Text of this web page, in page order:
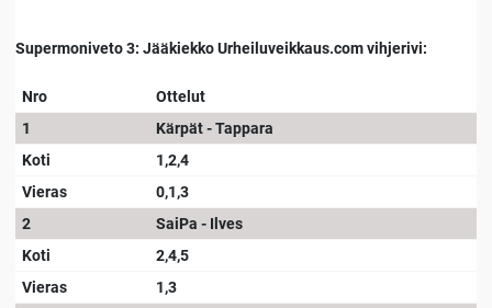
Supermoniveto 3: Jääkiekko Urheiluveikkaus.com vihjerivi:
Nro
Ottelut
1
Kärpät - Tappara
Koti
1,2,4
Vieras
0,1,3
2
SaiPa - Ilves
Koti
2,4,5
Vieras
1,3